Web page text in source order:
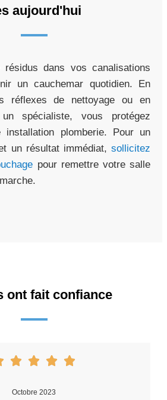
aujourd'hui
résidus dans vos canalisations
un cauchemar quotidien. En
réflexes de nettoyage ou en
spécialiste, vous protégez
installation plomberie. Pour un
un résultat immédiat, sollicitez
pour remettre votre salle
ont fait confiance
Octobre 2023